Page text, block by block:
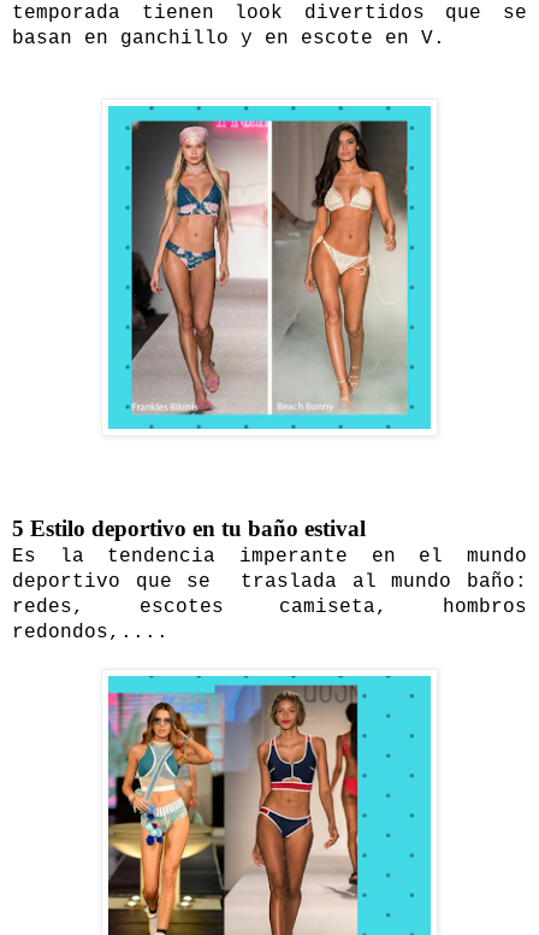
temporada tienen look divertidos que se
basan en ganchillo y en escote en V.
5 Estilo deportivo en tu baño estival
Es la tendencia imperante en el mundo
deportivo que se traslada al mundo baño:
redes, escotes camiseta, hombros
redondos,....